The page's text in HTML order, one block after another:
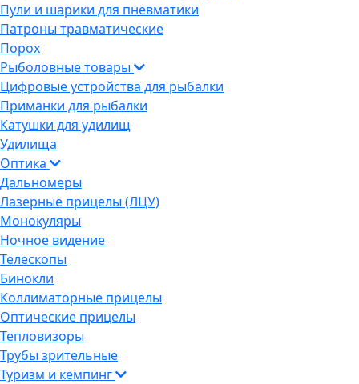
Пули и шарики для пневматики
Патроны травматические
Порох
Рыболовные товары
Цифровые устройства для рыбалки
Приманки для рыбалки
Катушки для удилищ
Удилища
Оптика
Дальномеры
Лазерные прицелы (ЛЦУ)
Монокуляры
Ночное видение
Телескопы
Бинокли
Коллиматорные прицелы
Оптические прицелы
Тепловизоры
Трубы зрительные
Туризм и кемпинг